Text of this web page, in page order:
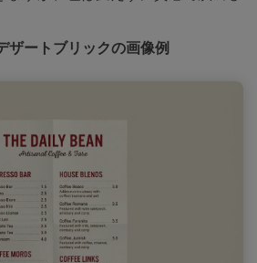
ートブリックの画像例